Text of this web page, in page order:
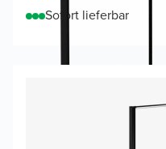
Sofort lieferbar